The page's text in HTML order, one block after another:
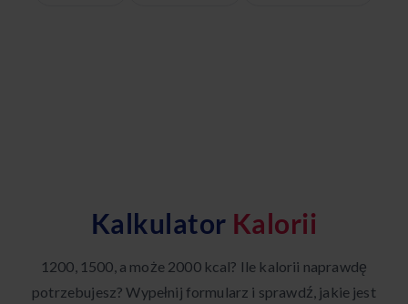
Kalkulator Kalorii
1200, 1500, a może 2000 kcal? Ile kalorii naprawdę
potrzebujesz? Wypełnij formularz i sprawdź, jakie jest